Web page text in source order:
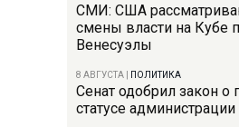
СМИ: США
смены власти на Кубе
Венесуэлы
8 АВГУСТА ПОЛИТИКА
Сенат одобрил закон о
статусе